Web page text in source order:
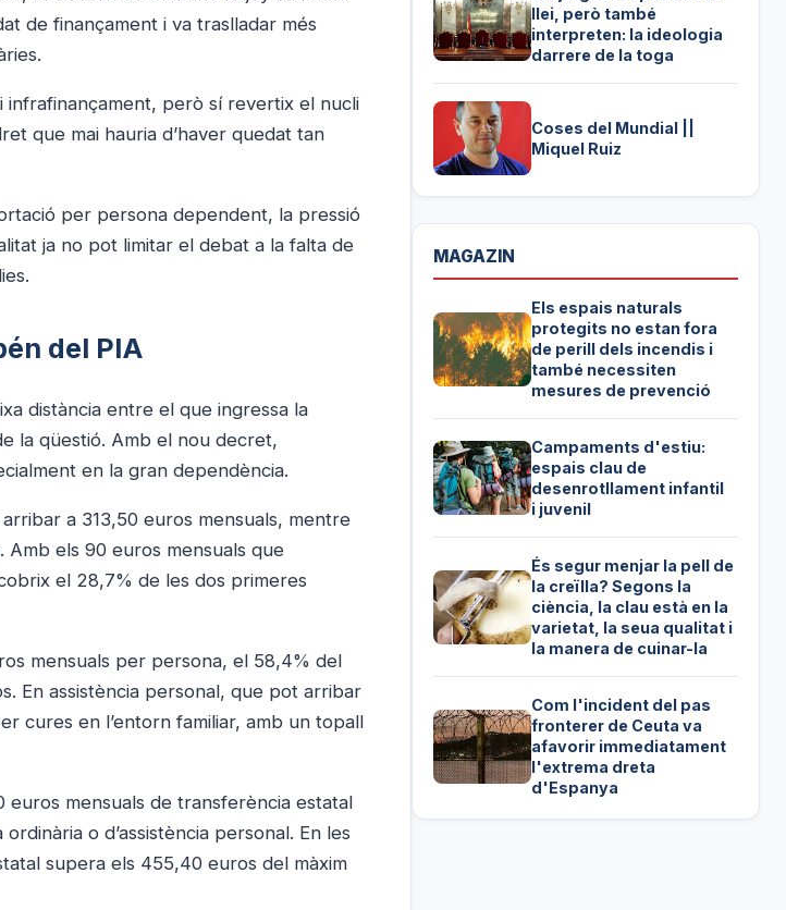
de finançament i va traslladar més
infrafinançament, però sí revertix el nucli
que mai hauria d’haver quedat tan
per persona dependent, la pressió
ja no pot limitar el debat a la falta de
del PIA
distància entre el que ingressa la
la qüestió. Amb el nou decret,
en la gran dependència.
a 313,50 euros mensuals, mentre
Amb els 90 euros mensuals que
el 28,7% de les dos primeres
mensuals per persona, el 58,4% del
En assistència personal, que pot arribar
cures en l’entorn familiar, amb un topall
mensuals de transferència estatal
o d’assistència personal. En les
supera els 455,40 euros del màxim
llei, però també
interpreten: la ideologia
darrere de la toga
Coses del Mundial ||
Miquel Ruiz
MAGAZIN
Els espais naturals
protegits no estan fora
de perill dels incendis i
també necessiten
mesures de prevenció
Campaments d'estiu:
espais clau de
desenrotllament infantil
i juvenil
És segur menjar la pell de
la creïlla? Segons la
ciència, la clau està en la
varietat, la seua qualitat i
la manera de cuinar-la
Com l'incident del pas
fronterer de Ceuta va
afavorir immediatament
l'extrema dreta
d'Espanya